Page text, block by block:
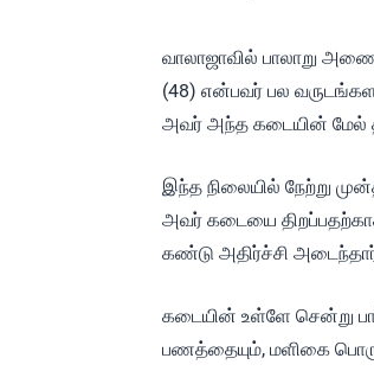
வாலாஜாவில் பாலாறு
(48) என்பவர் பல
அவர் அந்த கடையின் மேல்
இந்த நிலையில் நேற்று
அவர் கடையை
கண்டு அதிர்ச்சி
கடையின் உள்ளே சென்று
பணத்தையும், மளிகை